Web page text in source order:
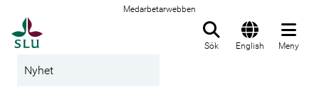
Medarbetarwebben
Sök English Meny
Nyhet